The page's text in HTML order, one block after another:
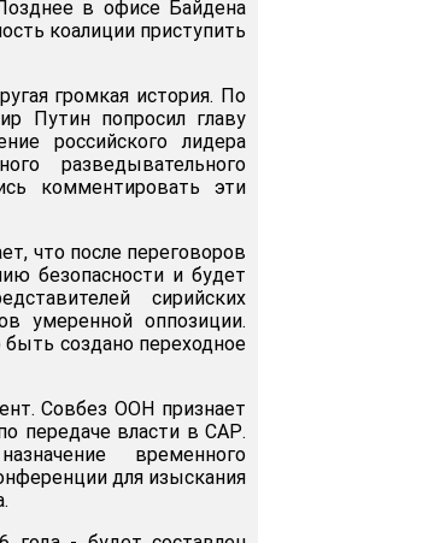
в офисе Байдена
коалиции приступить
громкая история. По
Путин попросил главу
российского лидера
разведывательного
комментировать эти
что после переговоров
безопасности и будет
сирийских
умеренной оппозиции.
создано переходное
Совбез ООН признает
передаче власти в САР.
временного
для изыскания